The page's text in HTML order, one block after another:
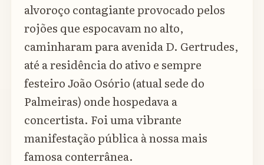
alvoroço contagiante provocado pelos
rojões que espocavam no alto,
caminharam para avenida D. Gertrudes,
até a residência do ativo e sempre
festeiro João Osório (atual sede do
Palmeiras) onde hospedava a
concertista. Foi uma vibrante
manifestação pública à nossa mais
famosa conterrânea.